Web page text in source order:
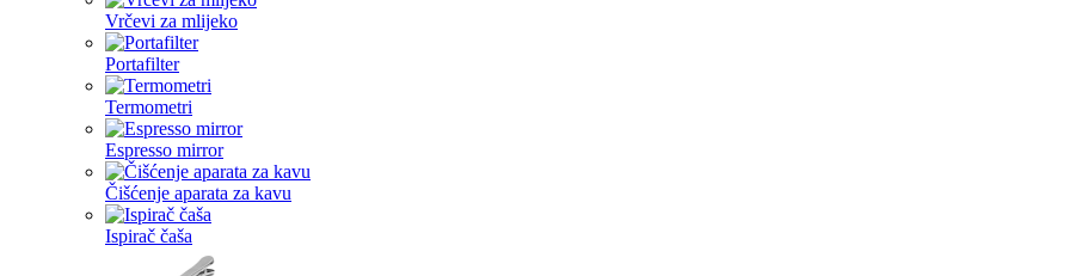
Vrčevi za mlijeko
Portafilter
Termometri
Espresso mirror
Čišćenje aparata za kavu
Ispirač čaša